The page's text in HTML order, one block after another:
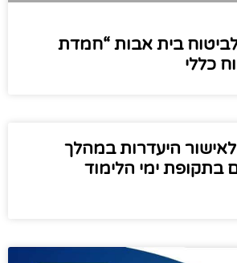
בית אבות “חמדת
כללי
היעדרות במהלך
בתקופת ימי הלימוד